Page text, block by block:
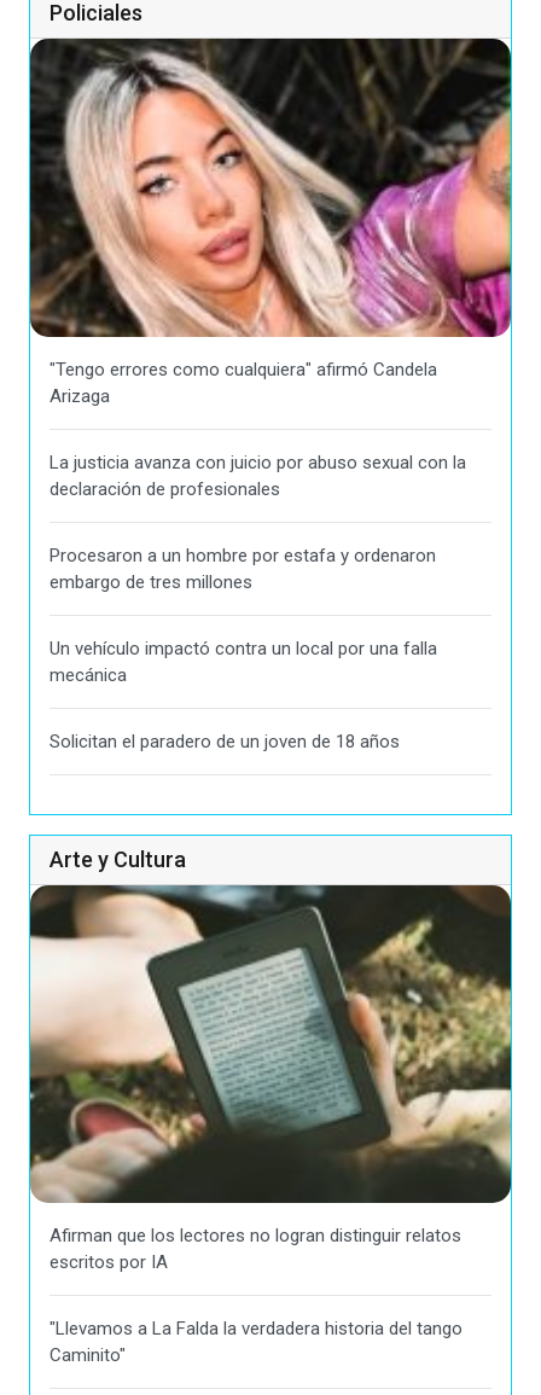
Policiales
"Tengo errores como cualquiera" afirmó Candela
Arizaga
La justicia avanza con juicio por abuso sexual con la
declaración de profesionales
Procesaron a un hombre por estafa y ordenaron
embargo de tres millones
Un vehículo impactó contra un local por una falla
mecánica
Solicitan el paradero de un joven de 18 años
Arte y Cultura
Afirman que los lectores no logran distinguir relatos
escritos por IA
"Llevamos a La Falda la verdadera historia del tango
Caminito"